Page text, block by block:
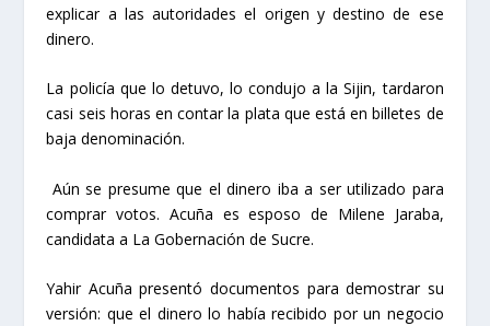
explicar a las autoridades el origen y destino de ese
dinero.
La policía que lo detuvo, lo condujo a la Sijin, tardaron
casi seis horas en contar la plata que está en billetes de
baja denominación.
Aún se presume que el dinero iba a ser utilizado para
comprar votos. Acuña es esposo de Milene Jaraba,
candidata a La Gobernación de Sucre.
Yahir Acuña presentó documentos para demostrar su
versión: que el dinero lo había recibido por un negocio